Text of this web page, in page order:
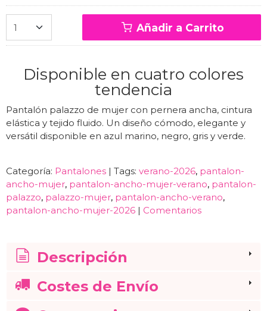
Añadir a Carrito
Disponible en cuatro colores
tendencia
Pantalón palazzo de mujer con pernera ancha, cintura
elástica y tejido fluido. Un diseño cómodo, elegante y
versátil disponible en azul marino, negro, gris y verde.
Categoría: Pantalones | Tags: verano-2026 pantalon-
ancho-mujer pantalon-ancho-mujer-verano pantalon-
palazzo palazzo-mujer pantalon-ancho-verano
pantalon-ancho-mujer-2026 | Comentarios
Descripción
Costes de Envío